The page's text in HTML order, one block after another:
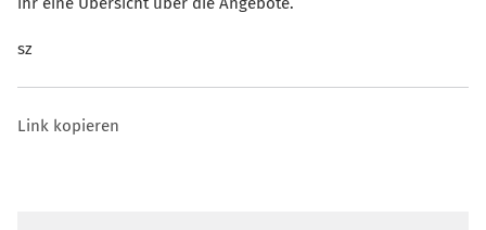
sz
Link kopieren